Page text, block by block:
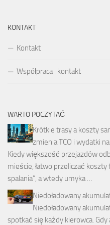
KONTAKT
Kontakt
Współpraca i kontakt
WARTO POCZYTAĆ
Krótkie trasy a koszty
zmienia TCO i wydatki
Kiedy większość przejazdów
mieście, łatwo przeliczać
spalania”, a wtedy umyka …
Niedoładowany
Niedoładowany
spotkać się każdy kierowca.